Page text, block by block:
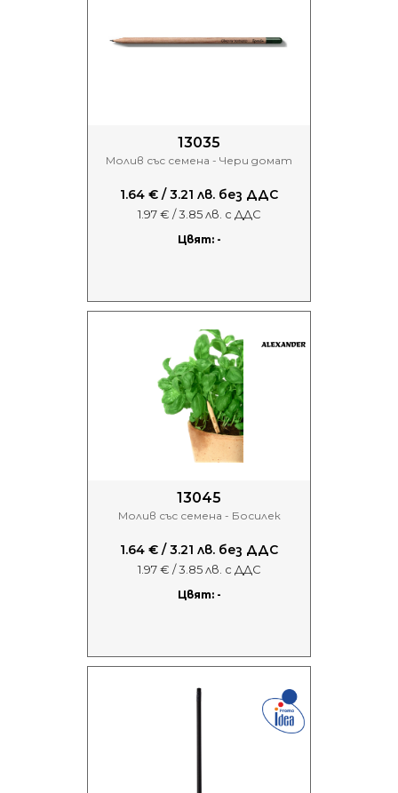
13035
Молив със семена - Чери домат
1.64 € / 3.21 лв. без ДДС
1.97 € / 3.85 лв. с ДДС
Цвят: -
13045
Молив със семена - Босилек
1.64 € / 3.21 лв. без ДДС
1.97 € / 3.85 лв. с ДДС
Цвят: -